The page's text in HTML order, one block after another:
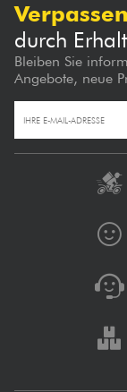
durch
Bleiben Sie
Angebote, neue